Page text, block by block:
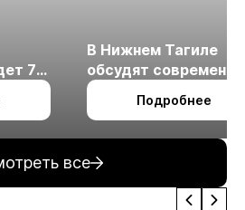
7
В Нижнем Тагиле
обсудят
технологии
измельчения
Подробнее
все